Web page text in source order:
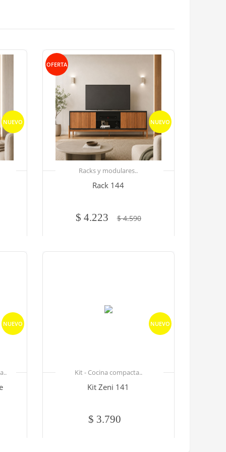
NUEVO
OFERTA
NUEVO
Racks y modulares..
Rack 144
$ 4.223 $ 4.590
NUEVO NUEVO
Kit - Cocina compacta..
Kit Zeni 141
$ 3.790